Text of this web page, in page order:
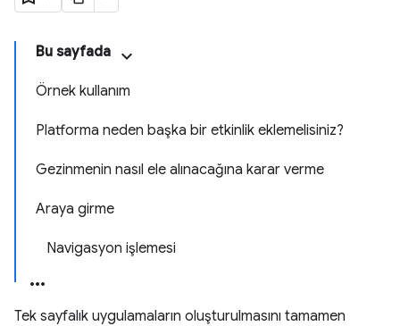
Bu sayfada
Örnek kullanım
Platforma neden başka bir etkinlik eklemelisiniz?
Gezinmenin nasıl ele alınacağına karar verme
Araya girme
Navigasyon işlemesi
Tek sayfalık uygulamaların oluşturulmasını tamamen